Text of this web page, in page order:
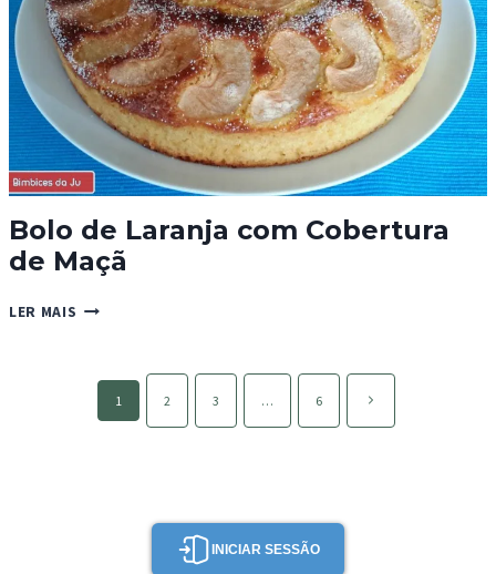
Bolo de Laranja com Cobertura
de Maçã
LER MAIS BOLO
COM
COBERTURA
navigation
1 2 3 … 6
Página
seguinte
INICIAR SESSÃO